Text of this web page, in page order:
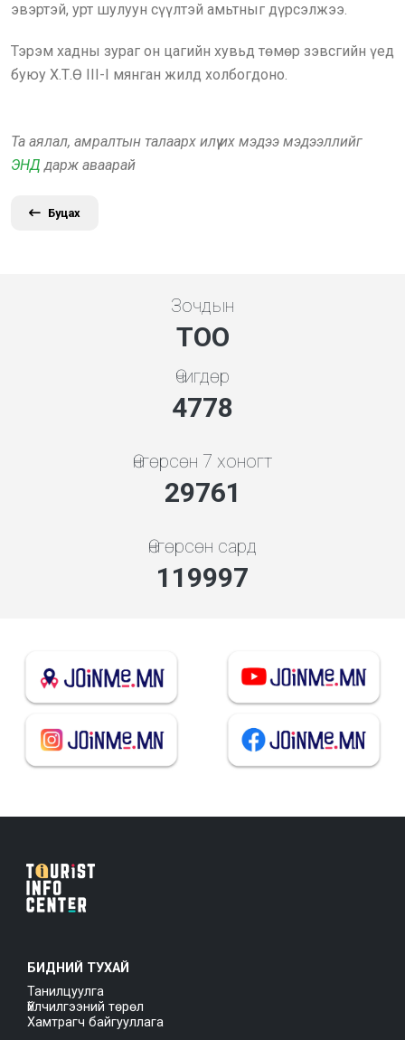
эвэртэй, урт шулуун сүүлтэй амьтныг дүрсэлжээ.
Тэрэм хадны зураг он цагийн хувьд төмөр зэвсгийн үед
буюу Х.Т.Ө III-I мянган жилд холбогдоно.
Та аялал, амралтын талаарх илүү их мэдээ мэдээллийг
ЭНД дарж аваарай
Буцах
Зочдын
ТОО
Өчигдөр
5119
Өнгөрсөн 7 хоногт
33195
Өнгөрсөн сард
133843
БИДНИЙ ТУХАЙ
Танилцуулга
Үйлчилгээний төрөл
Хамтрагч байгууллага